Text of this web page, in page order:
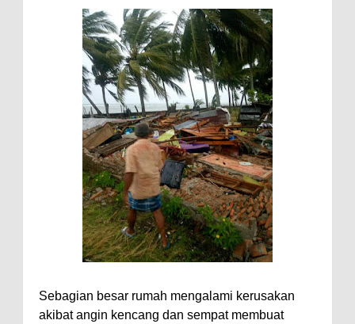
Sebagian besar rumah mengalami kerusakan
akibat angin kencang dan sempat membuat